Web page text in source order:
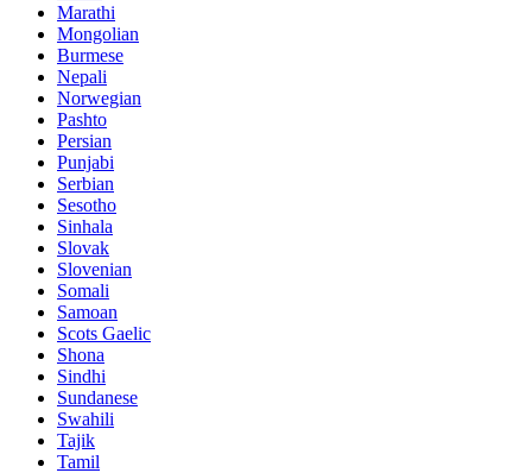
Marathi
Mongolian
Burmese
Nepali
Norwegian
Pashto
Persian
Punjabi
Serbian
Sesotho
Sinhala
Slovak
Slovenian
Somali
Samoan
Scots Gaelic
Shona
Sindhi
Sundanese
Swahili
Tajik
Tamil